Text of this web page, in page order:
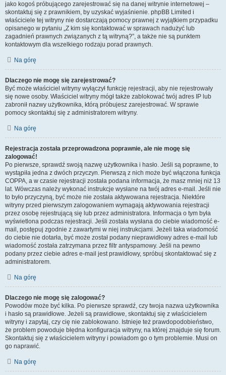
jako kogoś próbującego zarejestrować się na danej witrynie internetowej –
skontaktuj się z prawnikiem, by uzyskać wyjaśnienie. phpBB Limited i
właściciele tej witryny nie dostarczają pomocy prawnej z wyjątkiem przypadku
opisanego w pytaniu „Z kim się kontaktować w sprawach nadużyć lub
zagadnień prawnych związanych z tą witryną?”, a także nie są punktem
kontaktowym dla wszelkiego rodzaju porad prawnych.
Na górę
Dlaczego nie mogę się zarejestrować?
Być może właściciel witryny wyłączył funkcję rejestracji, aby nie rejestrowały
się nowe osoby. Właściciel witryny mógł także zablokować twój adres IP lub
zabronił nazwy użytkownika, którą próbujesz zarejestrować. W sprawie
pomocy skontaktuj się z administratorem witryny.
Na górę
Rejestracja została przeprowadzona poprawnie, ale nie mogę się
zalogować!
Po pierwsze, sprawdź swoją nazwę użytkownika i hasło. Jeśli są poprawne, to
wystąpiła jedna z dwóch przyczyn. Pierwszą z nich może być włączona funkcja
COPPA, a w czasie rejestracji została podana informacja, że masz mniej niż 13
lat. Wówczas należy wykonać instrukcje wysłane na twój adres e-mail. Jeśli nie
to było przyczyną, być może nie została aktywowana rejestracja. Niektóre
witryny przed pierwszym zalogowaniem wymagają aktywowania rejestracji
przez osobę rejestrującą się lub przez administratora. Informacja o tym była
wyświetlona podczas rejestracji. Jeśli została wysłana do ciebie wiadomość e-
mail, postępuj zgodnie z zawartymi w niej instrukcjami. Jeżeli taka wiadomość
do ciebie nie dotarła, być może został podany nieprawidłowy adres e-mail lub
wiadomość została zatrzymana przez filtr antyspamowy. Jeśli na pewno
podany przez ciebie adres e-mail jest prawidłowy, spróbuj skontaktować się z
administratorem.
Na górę
Dlaczego nie mogę się zalogować?
Powodów może być kilka. Po pierwsze sprawdź, czy twoja nazwa użytkownika
i hasło są prawidłowe. Jeżeli są prawidłowe, skontaktuj się z właścicielem
witryny i zapytaj, czy cię nie zablokowano. Istnieje też prawdopodobieństwo,
że problem powoduje błędna konfiguracja witryny, na której znajduje się forum.
Skontaktuj się z właścicielem witryny i powiadom go o tym problemie. Musi on
go naprawić.
Na górę